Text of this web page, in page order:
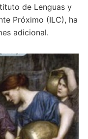
de Lenguas y
Próximo (ILC), ha
adicional.